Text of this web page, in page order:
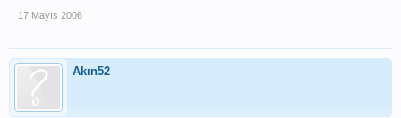
17 Mayıs 2006
Akın52